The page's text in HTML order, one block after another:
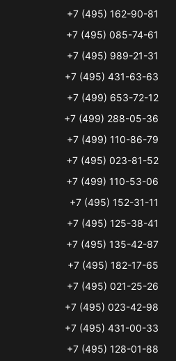
+7 (495) 162-90-81
+7 (495) 085-74-61
+7 (495) 989-21-31
+7 (495) 431-63-63
+7 (499) 653-72-12
+7 (499) 288-05-36
+7 (499) 110-86-79
+7 (495) 023-81-52
+7 (499) 110-53-06
+7 (495) 152-31-11
+7 (495) 125-38-41
+7 (495) 135-42-87
+7 (495) 182-17-65
+7 (495) 021-25-26
+7 (495) 023-42-98
+7 (495) 431-00-33
+7 (495) 128-01-88